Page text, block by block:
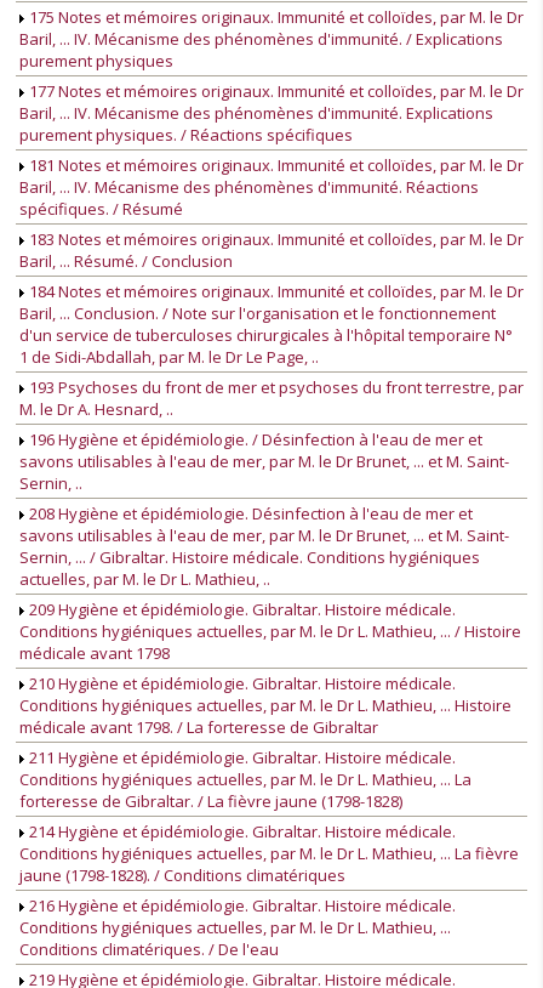
175 Notes et mémoires originaux. Immunité et colloïdes, par M. le Dr
Baril, ... IV. Mécanisme des phénomènes d'immunité. / Explications
purement physiques
177 Notes et mémoires originaux. Immunité et colloïdes, par M. le Dr
Baril, ... IV. Mécanisme des phénomènes d'immunité. Explications
purement physiques. / Réactions spécifiques
181 Notes et mémoires originaux. Immunité et colloïdes, par M. le Dr
Baril, ... IV. Mécanisme des phénomènes d'immunité. Réactions
spécifiques. / Résumé
183 Notes et mémoires originaux. Immunité et colloïdes, par M. le Dr
Baril, ... Résumé. / Conclusion
184 Notes et mémoires originaux. Immunité et colloïdes, par M. le Dr
Baril, ... Conclusion. / Note sur l'organisation et le fonctionnement
d'un service de tuberculoses chirurgicales à l'hôpital temporaire N°
1 de Sidi-Abdallah, par M. le Dr Le Page, ..
193 Psychoses du front de mer et psychoses du front terrestre, par
M. le Dr A. Hesnard, ..
196 Hygiène et épidémiologie. / Désinfection à l'eau de mer et
savons utilisables à l'eau de mer, par M. le Dr Brunet, ... et M. Saint-
Sernin, ..
208 Hygiène et épidémiologie. Désinfection à l'eau de mer et
savons utilisables à l'eau de mer, par M. le Dr Brunet, ... et M. Saint-
Sernin, ... / Gibraltar. Histoire médicale. Conditions hygiéniques
actuelles, par M. le Dr L. Mathieu, ..
209 Hygiène et épidémiologie. Gibraltar. Histoire médicale.
Conditions hygiéniques actuelles, par M. le Dr L. Mathieu, ... / Histoire
médicale avant 1798
210 Hygiène et épidémiologie. Gibraltar. Histoire médicale.
Conditions hygiéniques actuelles, par M. le Dr L. Mathieu, ... Histoire
médicale avant 1798. / La forteresse de Gibraltar
211 Hygiène et épidémiologie. Gibraltar. Histoire médicale.
Conditions hygiéniques actuelles, par M. le Dr L. Mathieu, ... La
forteresse de Gibraltar. / La fièvre jaune (1798-1828)
214 Hygiène et épidémiologie. Gibraltar. Histoire médicale.
Conditions hygiéniques actuelles, par M. le Dr L. Mathieu, ... La fièvre
jaune (1798-1828). / Conditions climatériques
216 Hygiène et épidémiologie. Gibraltar. Histoire médicale.
Conditions hygiéniques actuelles, par M. le Dr L. Mathieu, ...
Conditions climatériques. / De l'eau
219 Hygiène et épidémiologie. Gibraltar. Histoire médicale.